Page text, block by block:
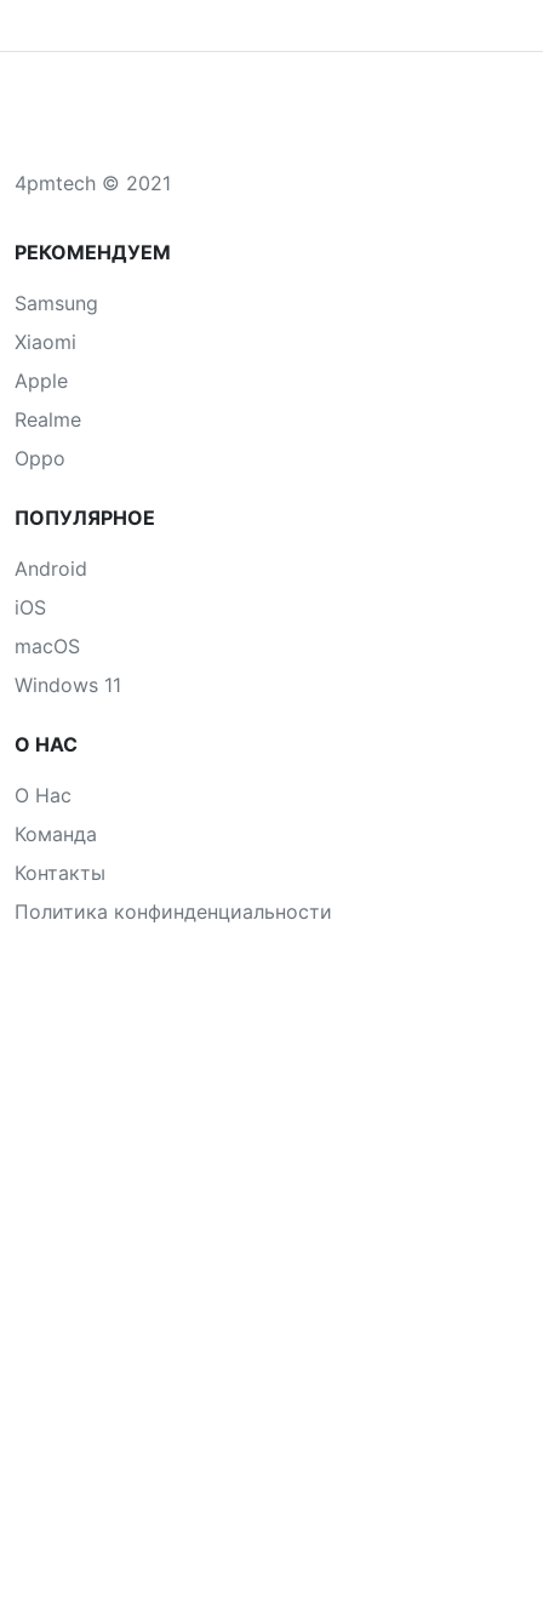
4pmtech © 2021
РЕКОМЕНДУЕМ
Samsung
Xiaomi
Apple
Realme
Oppo
ПОПУЛЯРНОЕ
Android
iOS
macOS
Windows 11
О НАС
О Нас
Команда
Контакты
Политика конфинденциальности